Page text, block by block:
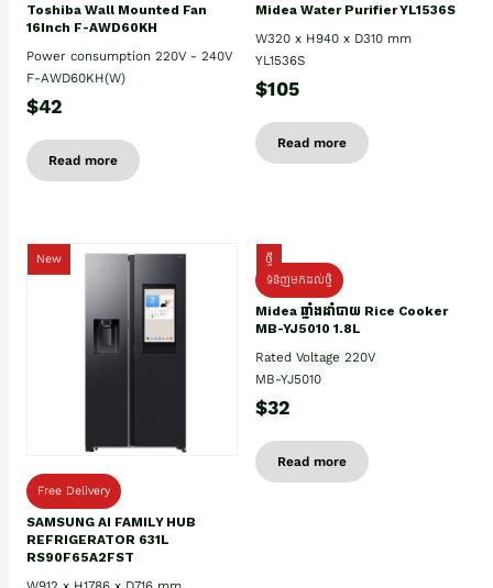
Toshiba Wall Mounted Fan
16Inch F-AWD60KH
Power consumption 220V - 240V
F-AWD60KH(W)
$42
Read more
Midea Water Purifier YL1536S
W320 x H940 x D310 mm
YL1536S
$105
Read more
New
Free Delivery
SAMSUNG AI FAMILY HUB
REFRIGERATOR 631L
RS90F65A2FST
ថ្មី
ទំនិញមកដល់ថ្មិ
Midea ឆ្នាំងដាំបាយ Rice Cooker
MB-YJ5010 1.8L
Rated Voltage 220V
MB-YJ5010
$32
Read more